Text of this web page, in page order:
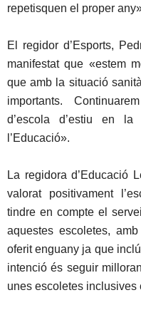
repetisquen el proper
El regidor d’Esports,
manifestat que «estem
que amb la situació
importants.
d’escola d’estiu en
l’Educació».
La regidora d’Educació
valorat positivament
tindre en compte el
aquestes escoletes,
oferit enguany ja que
intenció és seguir
unes escoletes inclusives